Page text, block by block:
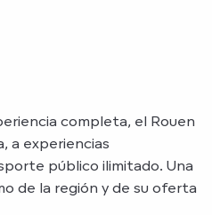
completa, el Rouen
a experiencias
público ilimitado. Una
de la región y de su oferta